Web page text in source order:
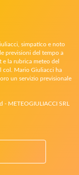
simpatico e noto
previsioni del tempo a
la rubrica meteo del
col. Mario Giuliacci ha
un servizio previsionale
METEOGIULIACCI SRL